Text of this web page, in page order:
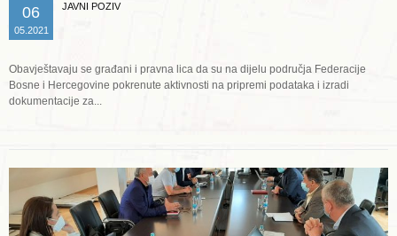
06
05.2021
JAVNI POZIV
Obavještavaju se građani i pravna lica da su na dijelu područja Federacije
Bosne i Hercegovine pokrenute aktivnosti na pripremi podataka i izradi
dokumentacije za...